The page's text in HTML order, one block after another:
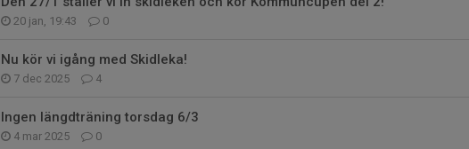
20 jan, 19:43 0
Nu kör vi igång med Skidleka!
7 dec 2025 4
Ingen längdträning torsdag 6/3
4 mar 2025 0